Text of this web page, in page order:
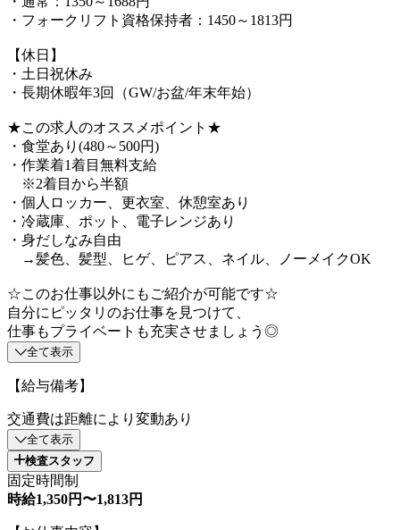
・フォークリフト資格保持者：1450～1813円
【休日】
・土日祝休み
・長期休暇年3回（GW/お盆/年末年始）
★この求人のオススメポイント★
・食堂あり(480～500円)
・作業着1着目無料支給
※2着目から半額
・個人ロッカー、更衣室、休憩室あり
・冷蔵庫、ポット、電子レンジあり
・身だしなみ自由
→髪色、髪型、ヒゲ、ピアス、ネイル、ノーメイクOK
☆このお仕事以外にもご紹介が可能です☆
自分にピッタリのお仕事を見つけて、
仕事もプライベートも充実させましょう◎
全て表示
【給与備考】
交通費は距離により変動あり
全て表示
検査スタッフ
固定時間制
時給1,350円〜1,813円